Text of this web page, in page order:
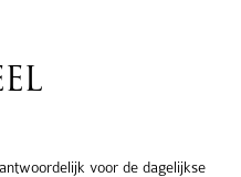
voor de dagelijkse